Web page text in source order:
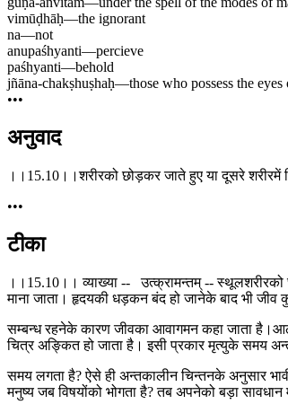
vimūḍhāḥ—the ignorant
na—not
anupaśhyanti—percieve
paśhyanti—behold
jñāna-chakṣhuṣhaḥ—those who possess the
•••
अनुवाद
।।15.10।।शरीरको छोड़कर जाते हुए या दूसरे शरीरमें
•••
टीका
।।15.10।। व्याख्या -- उत्क्रामन्तम् --
माना जाता। हृदयकी धड़कन बंद हो जानेके बाद भी
सम्बन्ध रहनेके कारण जीवका आवागमन कहा जाता
चित्र अङ्कित हो जाता है। इसी प्रकार मृत्युके समय
समय लगता है? ऐसे ही अन्तकालीन चिन्तनके अनुसार
मनुष्य जब विषयोंको भोगता है? तब अपनेको बड़ा